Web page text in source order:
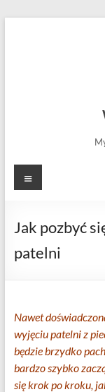
Menu
Jak pozbyć
patelni
Nawet
wyjęciu patelni z
będzie brzydko
bardzo szybko
się krok po kroku,